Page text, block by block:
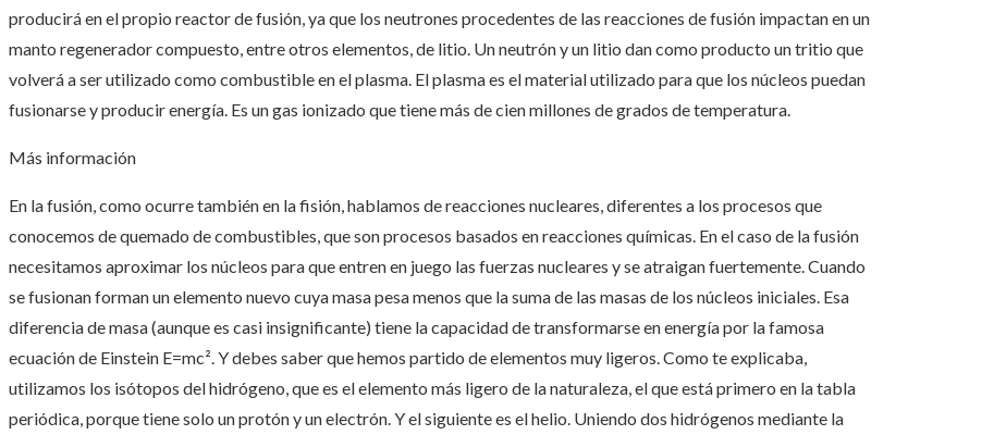
producirá en el propio reactor de fusión, ya que los neutrones procedentes de las reacciones de fusión impactan en un
manto regenerador compuesto, entre otros elementos, de litio. Un neutrón y un litio dan como producto un tritio que
volverá a ser utilizado como combustible en el plasma. El plasma es el material utilizado para que los núcleos puedan
fusionarse y producir energía. Es un gas ionizado que tiene más de cien millones de grados de temperatura.
Más información
En la fusión, como ocurre también en la fisión, hablamos de reacciones nucleares, diferentes a los procesos que
conocemos de quemado de combustibles, que son procesos basados en reacciones químicas. En el caso de la fusión
necesitamos aproximar los núcleos para que entren en juego las fuerzas nucleares y se atraigan fuertemente. Cuando
se fusionan forman un elemento nuevo cuya masa pesa menos que la suma de las masas de los núcleos iniciales. Esa
diferencia de masa (aunque es casi insignificante) tiene la capacidad de transformarse en energía por la famosa
ecuación de Einstein E=mc². Y debes saber que hemos partido de elementos muy ligeros. Como te explicaba,
utilizamos los isótopos del hidrógeno, que es el elemento más ligero de la naturaleza, el que está primero en la tabla
periódica, porque tiene solo un protón y un electrón. Y el siguiente es el helio. Uniendo dos hidrógenos mediante la